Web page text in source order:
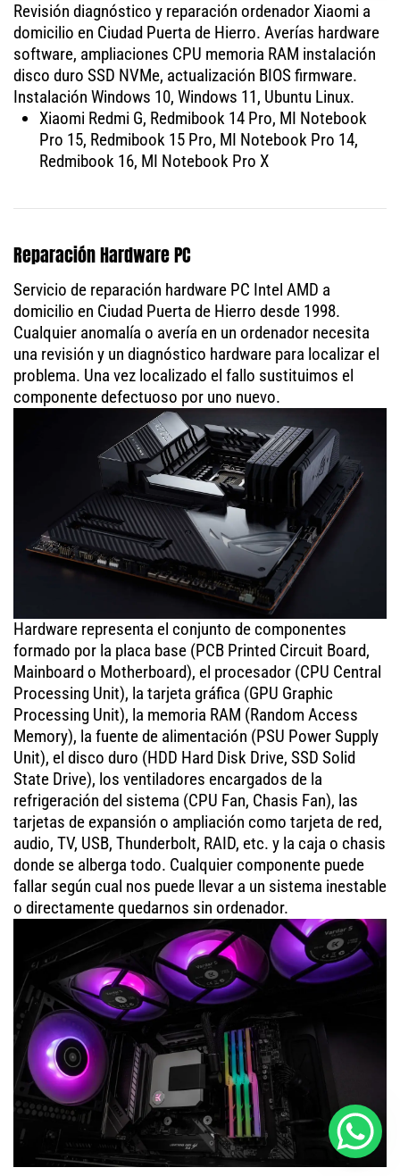
Revisión diagnóstico y reparación ordenador Xiaomi a
domicilio en Ciudad Puerta de Hierro. Averías hardware
software, ampliaciones CPU memoria RAM instalación
disco duro SSD NVMe, actualización BIOS firmware.
Instalación Windows 10, Windows 11, Ubuntu Linux.
Xiaomi Redmi G, Redmibook 14 Pro, MI Notebook
Pro 15, Redmibook 15 Pro, MI Notebook Pro 14,
Redmibook 16, MI Notebook Pro X
Reparación Hardware PC
Servicio de reparación hardware PC Intel AMD a
domicilio en Ciudad Puerta de Hierro desde 1998.
Cualquier anomalía o avería en un ordenador necesita
una revisión y un diagnóstico hardware para localizar el
problema. Una vez localizado el fallo sustituimos el
componente defectuoso por uno nuevo.
Hardware representa el conjunto de componentes
formado por la placa base (PCB Printed Circuit Board,
Mainboard o Motherboard), el procesador (CPU Central
Processing Unit), la tarjeta gráfica (GPU Graphic
Processing Unit), la memoria RAM (Random Access
Memory), la fuente de alimentación (PSU Power Supply
Unit), el disco duro (HDD Hard Disk Drive, SSD Solid
State Drive), los ventiladores encargados de la
refrigeración del sistema (CPU Fan, Chasis Fan), las
tarjetas de expansión o ampliación como tarjeta de red,
audio, TV, USB, Thunderbolt, RAID, etc. y la caja o chasis
donde se alberga todo. Cualquier componente puede
fallar según cual nos puede llevar a un sistema inestable
o directamente quedarnos sin ordenador.